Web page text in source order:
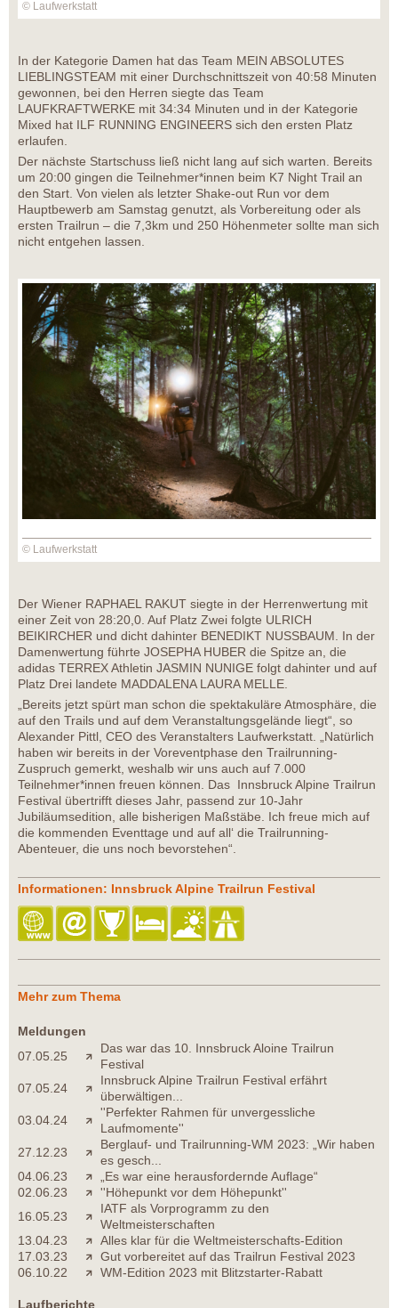
© Laufwerkstatt
In der Kategorie Damen hat das Team MEIN ABSOLUTES
LIEBLINGSTEAM mit einer Durchschnittszeit von 40:58 Minuten
gewonnen, bei den Herren siegte das Team
LAUFKRAFTWERKE mit 34:34 Minuten und in der Kategorie
Mixed hat ILF RUNNING ENGINEERS sich den ersten Platz
erlaufen.
Der nächste Startschuss ließ nicht lang auf sich warten. Bereits
um 20:00 gingen die Teilnehmer*innen beim K7 Night Trail an
den Start. Von vielen als letzter Shake-out Run vor dem
Hauptbewerb am Samstag genutzt, als Vorbereitung oder als
ersten Trailrun – die 7,3km und 250 Höhenmeter sollte man sich
nicht entgehen lassen.
© Laufwerkstatt
Der Wiener RAPHAEL RAKUT siegte in der Herrenwertung mit
einer Zeit von 28:20,0. Auf Platz Zwei folgte ULRICH
BEIKIRCHER und dicht dahinter BENEDIKT NUSSBAUM. In der
Damenwertung führte JOSEPHA HUBER die Spitze an, die
adidas TERREX Athletin JASMIN NUNIGE folgt dahinter und auf
Platz Drei landete MADDALENA LAURA MELLE.
„Bereits jetzt spürt man schon die spektakuläre Atmosphäre, die
auf den Trails und auf dem Veranstaltungsgelände liegt“, so
Alexander Pittl, CEO des Veranstalters Laufwerkstatt. „Natürlich
haben wir bereits in der Voreventphase den Trailrunning-
Zuspruch gemerkt, weshalb wir uns auch auf 7.000
Teilnehmer*innen freuen können. Das Innsbruck Alpine Trailrun
Festival übertrifft dieses Jahr, passend zur 10-Jahr
Jubiläumsedition, alle bisherigen Maßstäbe. Ich freue mich auf
die kommenden Eventtage und auf all‘ die Trailrunning-
Abenteuer, die uns noch bevorstehen“.
Informationen: Innsbruck Alpine Trailrun Festival
Mehr zum Thema
Meldungen
07.05.25
Das war das 10. Innsbruck Aloine Trailrun
Festival
07.05.24
Innsbruck Alpine Trailrun Festival erfährt
überwältigen...
03.04.24
''Perfekter Rahmen für unvergessliche
Laufmomente''
27.12.23
Berglauf- und Trailrunning-WM 2023: „Wir haben
es gesch...
04.06.23
„Es war eine herausfordernde Auflage“
02.06.23
''Höhepunkt vor dem Höhepunkt''
16.05.23
IATF als Vorprogramm zu den
Weltmeisterschaften
13.04.23
Alles klar für die Weltmeisterschafts-Edition
17.03.23
Gut vorbereitet auf das Trailrun Festival 2023
06.10.22
WM-Edition 2023 mit Blitzstarter-Rabatt
Laufberichte